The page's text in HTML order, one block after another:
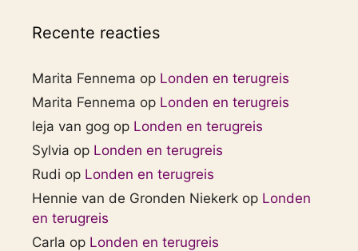
Recente reacties
Marita Fennema op Londen en terugreis
Marita Fennema op Londen en terugreis
leja van gog op Londen en terugreis
Sylvia op Londen en terugreis
Rudi op Londen en terugreis
Hennie van de Gronden Niekerk op Londen
en terugreis
Carla op Londen en terugreis